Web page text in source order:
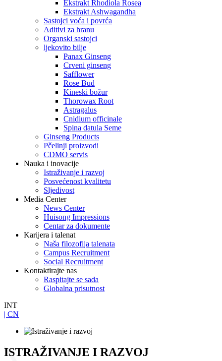
Ekstrakt Rhodiola Rosea
Ekstrakt Ashwagandha
Sastojci voća i povrća
Aditivi za hranu
Organski sastojci
ljekovito bilje
Panax Ginseng
Crveni ginseng
Safflower
Rose Bud
Kineski božur
Thorowax Root
Astragalus
Cnidium officinale
Spina datula Seme
Ginseng Products
Pčelinji proizvodi
CDMO servis
Nauka i inovacije
Istraživanje i razvoj
Posvećenost kvalitetu
Sljedivost
Media Center
News Center
Huisong Impressions
Centar za dokumente
Karijera i talenat
Naša filozofija talenata
Campus Recruitment
Social Recruitment
Kontaktirajte nas
Raspitajte se sada
Globalna prisutnost
INT
| CN
ISTRAŽIVANJE I RAZVOJ